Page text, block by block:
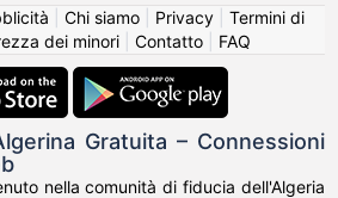
Chi siamo| Privacy| Termini di
dei minori| Contatto| FAQ
Gratuita – Connessioni
nella comunità di fiducia dell'Algeria